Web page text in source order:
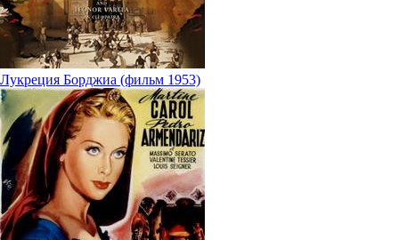
Лукреция Борджиа (фильм 1953)